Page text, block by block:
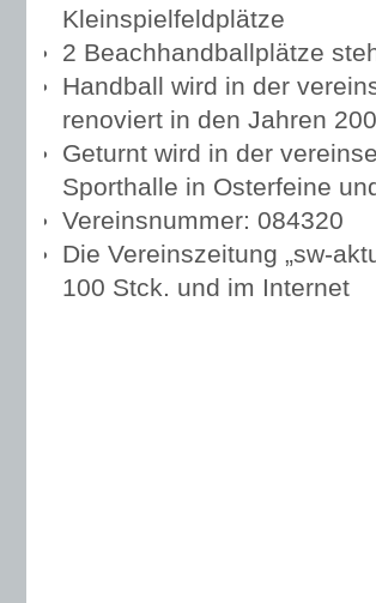
Kleinspielfeldplätze
2 Beachhandballplätze
Handball wird in der
renoviert in den Jahren
Geturnt wird in der
Sporthalle in Osterfeine
Vereinsnummer: 084320
Die Vereinszeitung „sw-
100 Stck. und im Internet